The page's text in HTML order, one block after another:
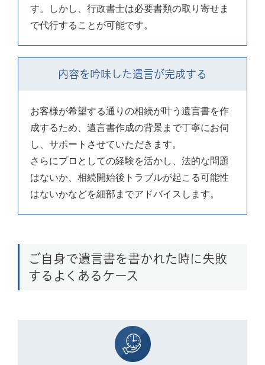
す。しかし、行政書士は必要書類の取り寄せま
で代行することが可能です。
内容を吟味した遺言が完成する
お客様が希望する通りの相続が叶う遺言書を作
成するため、遺言書作成の背景まで丁寧にお伺
し、サポートさせていただきます。
さらにプロとしての経験を活かし、法的な問題
はないか、相続開始後トラブルが起こる可能性
はないかなどを細部までアドバイスします。
ご自身で遺言書を書かれた時に失敗
するよくあるケース